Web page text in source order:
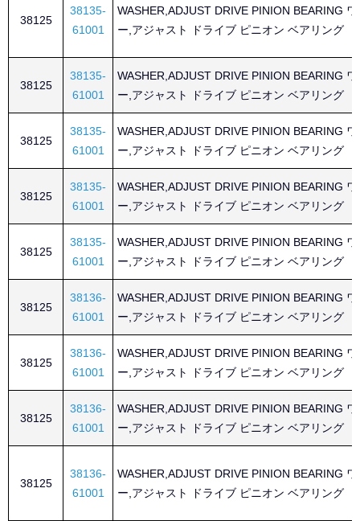
38125
38135-
61001
WASHER,ADJUST DRIVE PINION BEARING
ー,アジャスト ドライブ ピニオン ベアリング
38125
38135-
61001
WASHER,ADJUST DRIVE PINION BEARING
ー,アジャスト ドライブ ピニオン ベアリング
38125
38135-
61001
WASHER,ADJUST DRIVE PINION BEARING
ー,アジャスト ドライブ ピニオン ベアリング
38125
38135-
61001
WASHER,ADJUST DRIVE PINION BEARING
ー,アジャスト ドライブ ピニオン ベアリング
38125
38135-
61001
WASHER,ADJUST DRIVE PINION BEARING
ー,アジャスト ドライブ ピニオン ベアリング
38125
38136-
61001
WASHER,ADJUST DRIVE PINION BEARING
ー,アジャスト ドライブ ピニオン ベアリング
38125
38136-
61001
WASHER,ADJUST DRIVE PINION BEARING
ー,アジャスト ドライブ ピニオン ベアリング
38125
38136-
61001
WASHER,ADJUST DRIVE PINION BEARING
ー,アジャスト ドライブ ピニオン ベアリング
38125
38136-
61001
WASHER,ADJUST DRIVE PINION BEARING
ー,アジャスト ドライブ ピニオン ベアリング